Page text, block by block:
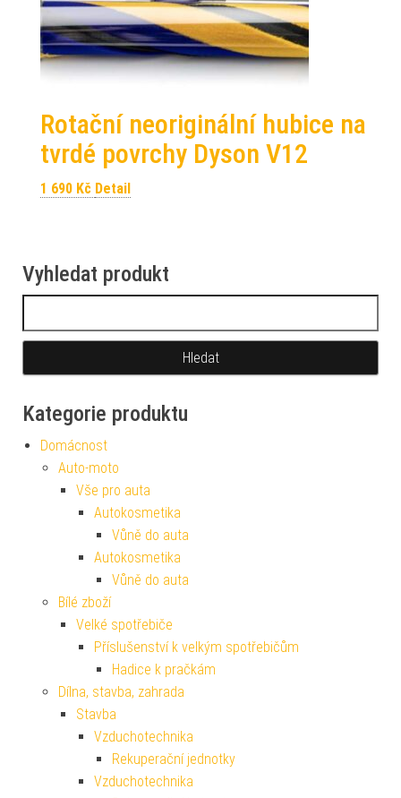
Rotační neoriginální hubice na
tvrdé povrchy Dyson V12
1 690 Kč Detail
Vyhledat produkt
Kategorie produktu
Domácnost
Auto-moto
Vše pro auta
Autokosmetika
Vůně do auta
Autokosmetika
Vůně do auta
Bílé zboží
Velké spotřebiče
Příslušenství k velkým spotřebičům
Hadice k pračkám
Dílna, stavba, zahrada
Stavba
Vzduchotechnika
Rekuperační jednotky
Vzduchotechnika